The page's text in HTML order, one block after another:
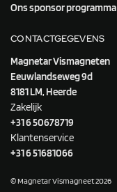
Ons sponsor programma
CONTACTGEGEVENS
Magnetar Vismagneten
Eeuwlandseweg 9d
8181 LM, Heerde
Zakelijk
+31 6 50678719
Klantenservice
+31 6 51681066
© Magnetar Vismagneet 2026